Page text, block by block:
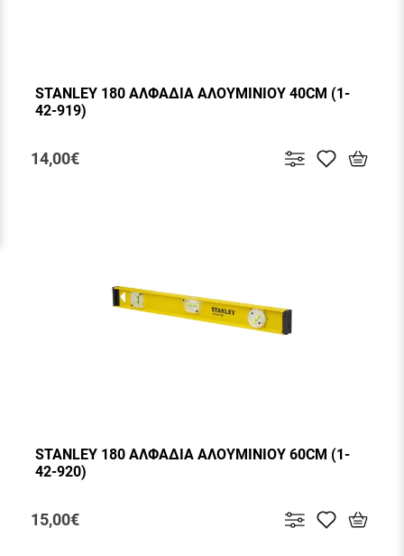
STANLEY 180 ΑΛΦΑΔΙΑ ΑΛΟΥΜΙΝΙΟΥ 40CM (1-
42-919)
14,00€
STANLEY 180 ΑΛΦΑΔΙΑ ΑΛΟΥΜΙΝΙΟΥ 60CM (1-
42-920)
15,00€